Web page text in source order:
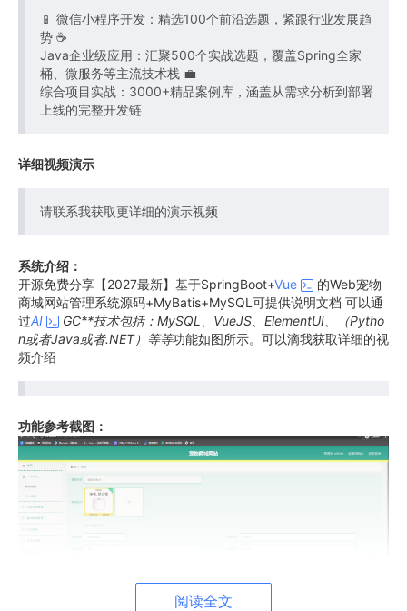
📱 微信小程序开发：精选100个前沿选题，紧跟行业发展趋
势 ☕
Java企业级应用：汇聚500个实战选题，覆盖Spring全家
桶、微服务等主流技术栈 💼
综合项目实战：3000+精品案例库，涵盖从需求分析到部署
上线的完整开发链
详细视频演示
请联系我获取更详细的演示视频
系统介绍：
开源免费分享【2027最新】基于SpringBoot+Vue
的Web宠物
商城网站管理系统源码+MyBatis+MySQL可提供说明文档 可以通
过AI
GC**技术包括：MySQL、VueJS、ElementUI、（Pytho
n或者Java或者.NET）等等功能如图所示。可以滴我获取详细的视
频介绍
功能参考截图：
阅读全文